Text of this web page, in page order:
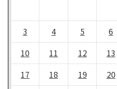
3
4 5 6
10
11 12 13
17
18 19 20